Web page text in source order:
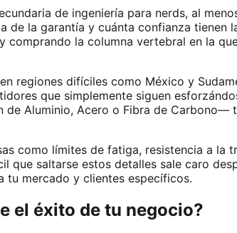
de ingeniería para nerds, al
la garantía y cuánta confianza tienen
la columna vertebral en la
regiones difíciles como México y
que simplemente siguen
Aluminio, Acero o Fibra de
como límites de fatiga, resistencia a la
saltarse estos detalles sale caro
mercado y clientes específicos.
el éxito de tu negocio?